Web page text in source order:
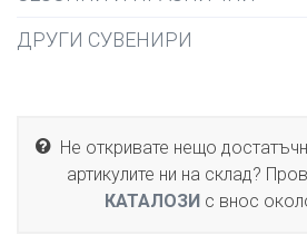
ДРУГИ СУВЕНИРИ
Не откривате нещо
артикулите ни на склад?
КАТАЛОЗИс внос